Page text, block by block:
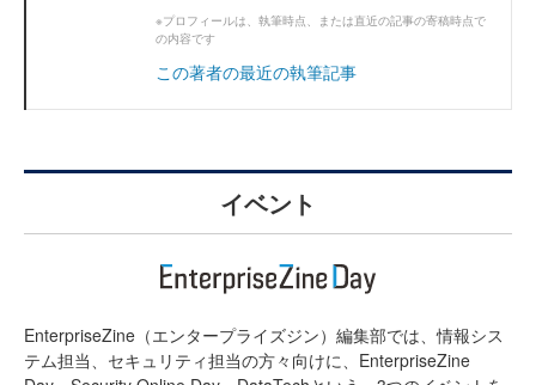
※プロフィールは、執筆時点、または直近の記事の寄稿時点で
の内容です
この著者の最近の執筆記事
イベント
EnterpriseZine（エンタープライズジン）編集部では、情報シス
テム担当、セキュリティ担当の方々向けに、EnterpriseZine